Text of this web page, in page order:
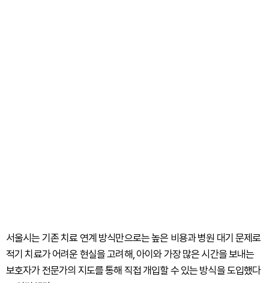
서울시는 기존 치료 연계 방식만으로는 높은 비용과 병원 대기 문제로
적기 치료가 어려운 현실을 고려해, 아이와 가장 많은 시간을 보내는
보호자가 전문가의 지도를 통해 직접 개입할 수 있는 방식을 도입했다